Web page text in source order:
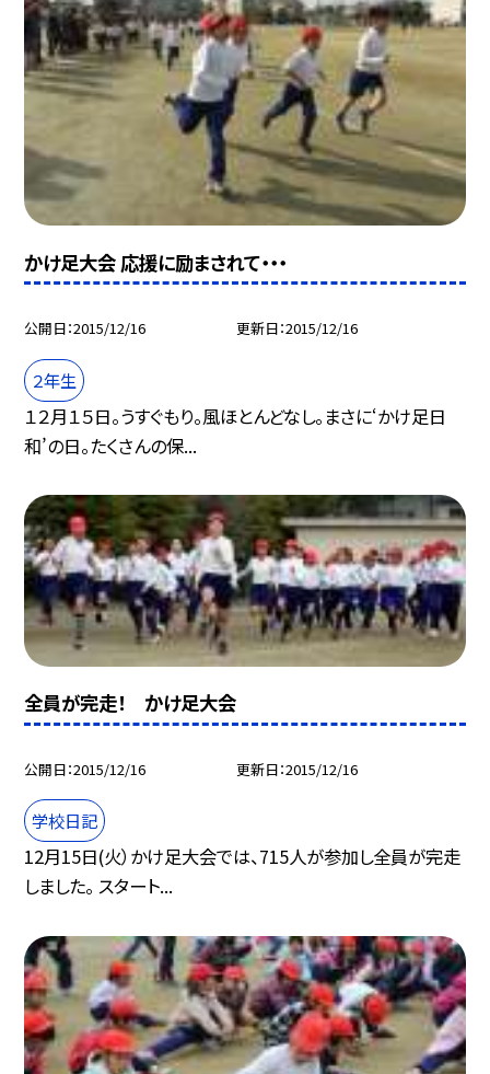
かけ足大会 応援に励まされて・・・
公開日 2015/12/16 更新日 2015/12/16
２年生
１２月１５日。うすぐもり。風ほとんどなし。まさに‘かけ足日
和’の日。たくさんの保...
全員が完走！ かけ足大会
公開日 2015/12/16 更新日 2015/12/16
学校日記
12月15日(火）かけ足大会では、715人が参加し全員が完走
しました。 スタート...